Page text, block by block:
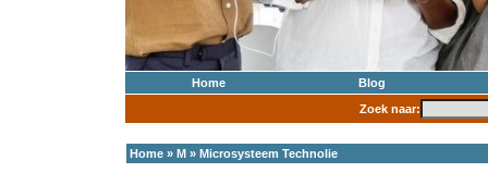
Home
Blog
Zoek naar:
Home » M » Microsysteem Technolie